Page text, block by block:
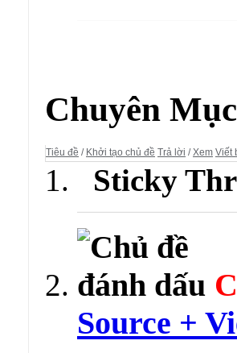
Chuyên Mục
Tiêu đề / Khởi tạo chủ đề Trả lời /Xem Viết
Sticky
Source +